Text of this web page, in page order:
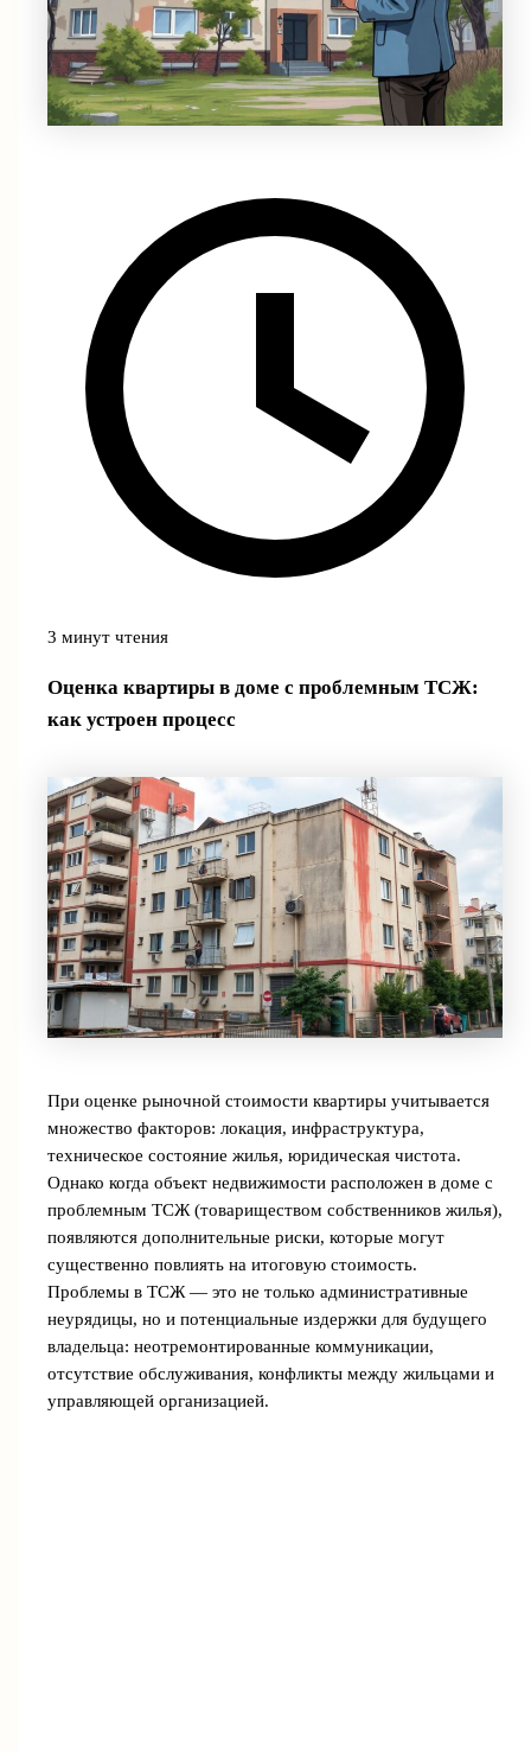
3 минут чтения
Оценка квартиры в доме с проблемным ТСЖ:
как устроен процесс
При оценке рыночной стоимости квартиры учитывается
множество факторов: локация, инфраструктура,
техническое состояние жилья, юридическая чистота.
Однако когда объект недвижимости расположен в доме с
проблемным ТСЖ (товариществом собственников жилья),
появляются дополнительные риски, которые могут
существенно повлиять на итоговую стоимость.
Проблемы в ТСЖ — это не только административные
неурядицы, но и потенциальные издержки для будущего
владельца: неотремонтированные коммуникации,
отсутствие обслуживания, конфликты между жильцами и
управляющей организацией.